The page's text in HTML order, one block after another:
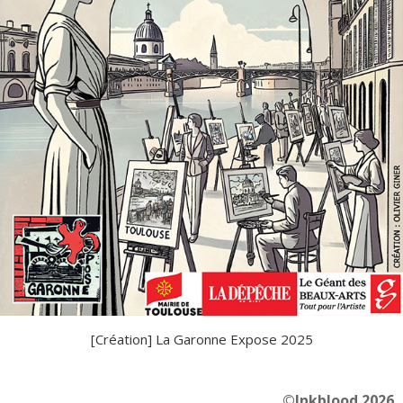
[Création] La Garonne Expose 2025